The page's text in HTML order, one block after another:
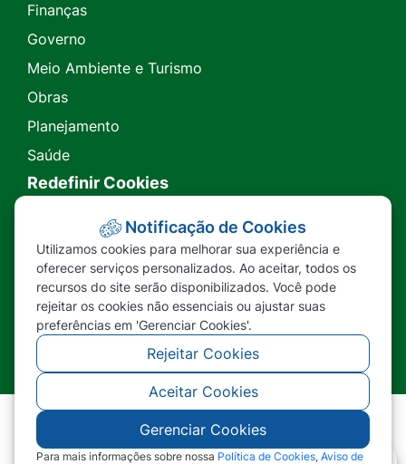
Finanças
Governo
Meio Ambiente e Turismo
Obras
Planejamento
Saúde
Redefinir Cookies
Transparência
Ouvidoria
SIC
©2026 - Prefeitura Municipal de Nova Lacerda -
MT - Todos os direitos reservados
Notificação de Cookies
Utilizamos cookies para melhorar sua experiência e
oferecer serviços personalizados. Ao aceitar, todos os
recursos do site serão disponibilizados. Você pode
rejeitar os cookies não essenciais ou ajustar suas
preferências em 'Gerenciar Cookies'.
Rejeitar Cookies
Aceitar Cookies
Gerenciar Cookies
Para mais informações sobre nossa Política de Cookies, Aviso de